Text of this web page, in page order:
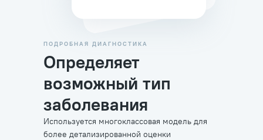
ПОДРОБНАЯ ДИАГНОСТИКА
Определяет
возможный тип
заболевания
Используется многоклассовая модель для
более детализированной оценки